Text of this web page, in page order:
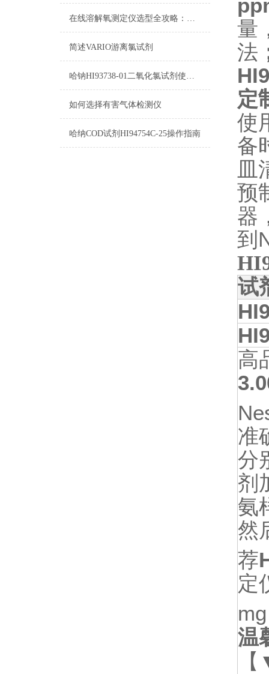
在线溶解氧测定仪选型全攻略：测量精度、响应速度与防护等级指南
简述VARIO游离氯试剂
哈钠HI93738-01二氧化氯试剂使用参考
如何选择有害气体检测仪
哈纳COD试剂HI94754C-25操作指南
量
法
定
使
备
皿
预
器
到
试
高
准
分
剂
氨
然
荐
定
温